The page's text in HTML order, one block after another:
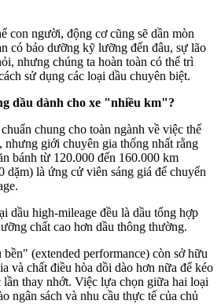
con người, động cơ cũng sẽ dần mòn
có bảo dưỡng kỹ lưỡng đến đâu, sự lão
nhưng chúng ta hoàn toàn có thể trì
sử dụng các loại dầu chuyên biệt.
dầu dành cho xe "nhiều km"?
chung cho toàn ngành về việc thế
giới chuyên gia thống nhất rằng
bánh từ 120.000 đến 160.000 km
dặm) là ứng cử viên sáng giá để chuyển
dầu high-mileage đều là dầu tổng hợp
chất cao hơn dầu thông thường.
(extended performance) còn sở hữu
và chất điều hòa dồi dào hơn nữa để kéo
lần thay nhớt. Việc lựa chọn giữa hai loại
ngân sách và nhu cầu thực tế của chủ